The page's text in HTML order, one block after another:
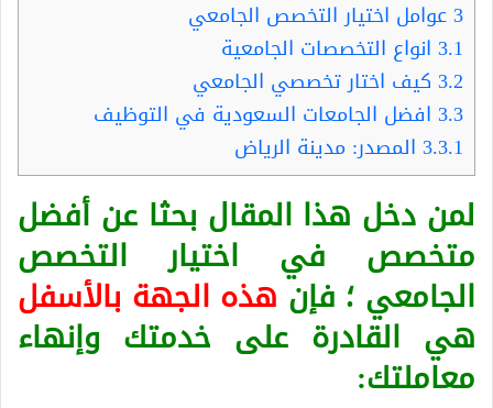
3عوامل اختيار التخصص الجامعي
3.1 انواع التخصصات الجامعية
3.2 كيف اختار تخصصي الجامعي
3.3 افضل الجامعات السعودية في التوظيف
3.3.1 المصدر: مدينة الرياض
لمن دخل هذا المقال بحثا عن أفضل
متخصص في اختيار التخصص
الجامعي ؛ فإنهذه الجهة بالأسفل
هي القادرة على خدمتك وإنهاء
معاملتك: